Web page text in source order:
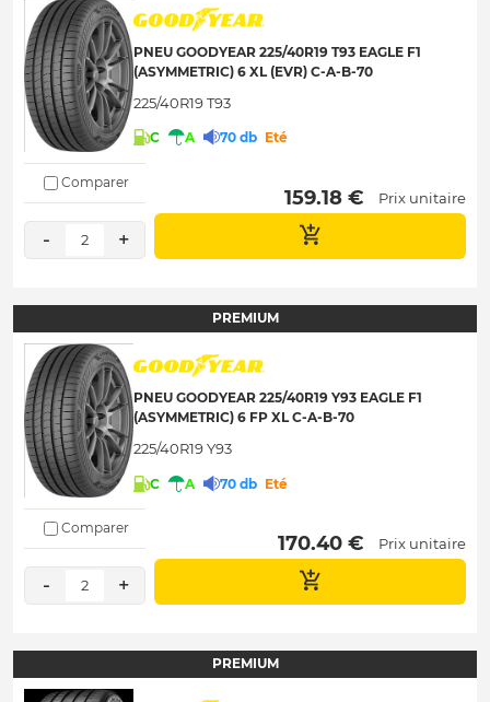
PNEU GOODYEAR 225/40R19 T93 EAGLE F1
(ASYMMETRIC) 6 XL (EVR) C-A-B-70
225/40R19 T93
C A 70 db Eté
Comparer
- 2 +
159.18 € Prix unitaire
PREMIUM
PNEU GOODYEAR 225/40R19 Y93 EAGLE F1
(ASYMMETRIC) 6 FP XL C-A-B-70
225/40R19 Y93
C A 70 db Eté
Comparer
- 2 +
170.40 € Prix unitaire
PREMIUM